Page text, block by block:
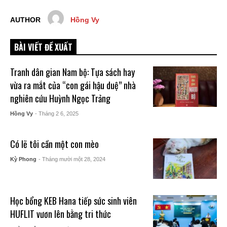
AUTHOR Hồng Vy
BÀI VIẾT ĐỀ XUẤT
Tranh dân gian Nam bộ: Tựa sách hay
vừa ra mắt của “con gái hậu duệ” nhà
nghiên cứu Huỳnh Ngọc Trảng
Hồng Vy - Tháng 2 6, 2025
Có lẽ tôi cần một con mèo
Kỳ Phong - Tháng mười một 28, 2024
Học bổng KEB Hana tiếp sức sinh viên
HUFLIT vươn lên bằng tri thức